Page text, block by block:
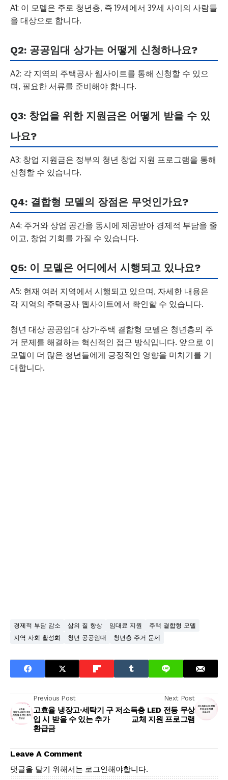
A1: 이 모델은 주로 청년층, 즉 19세에서 39세 사이의 사람들
을 대상으로 합니다.
Q2: 공공임대 상가는 어떻게 신청하나요?
A2: 각 지역의 주택공사 웹사이트를 통해 신청할 수 있으
며, 필요한 서류를 준비해야 합니다.
Q3: 창업을 위한 지원금은 어떻게 받을 수 있
나요?
A3: 창업 지원금은 정부의 청년 창업 지원 프로그램을 통해
신청할 수 있습니다.
Q4: 결합형 모델의 장점은 무엇인가요?
A4: 주거와 상업 공간을 동시에 제공받아 경제적 부담을 줄
이고, 창업 기회를 가질 수 있습니다.
Q5: 이 모델은 어디에서 시행되고 있나요?
A5: 현재 여러 지역에서 시행되고 있으며, 자세한 내용은
각 지역의 주택공사 웹사이트에서 확인할 수 있습니다.
청년 대상 공공임대 상가·주택 결합형 모델은 청년층의 주
거 문제를 해결하는 혁신적인 접근 방식입니다. 앞으로 이
모델이 더 많은 청년들에게 긍정적인 영향을 미치기를 기
대합니다.
경제적 부담 감소 삶의 질 향상 임대료 지원
주택 결합형 모델
지역 사회 활성화
청년 공공임대 청년층 주거 문제
Previous Post
고효율 냉장고·세탁기 구
입 시 받을 수 있는 추가
환급금
Next Post
저소득층 LED 전등 무상
교체 지원 프로그램
Leave A Comment
댓글을 달기 위해서는 로그인해야합니다.